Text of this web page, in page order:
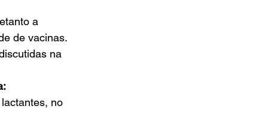
a
de vacinas.
na
no